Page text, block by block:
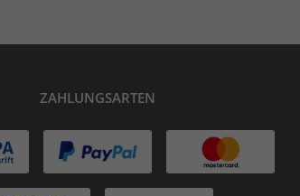
ZAHLUNGSARTEN